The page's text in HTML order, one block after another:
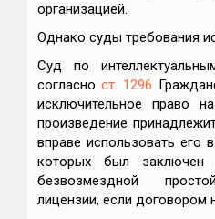
организацией.
Однако суды требования
Суд по
согласност. 1296
исключительное право
произведение
вправе использовать его
которых был заключен
безвозмездной
лицензии, если договором